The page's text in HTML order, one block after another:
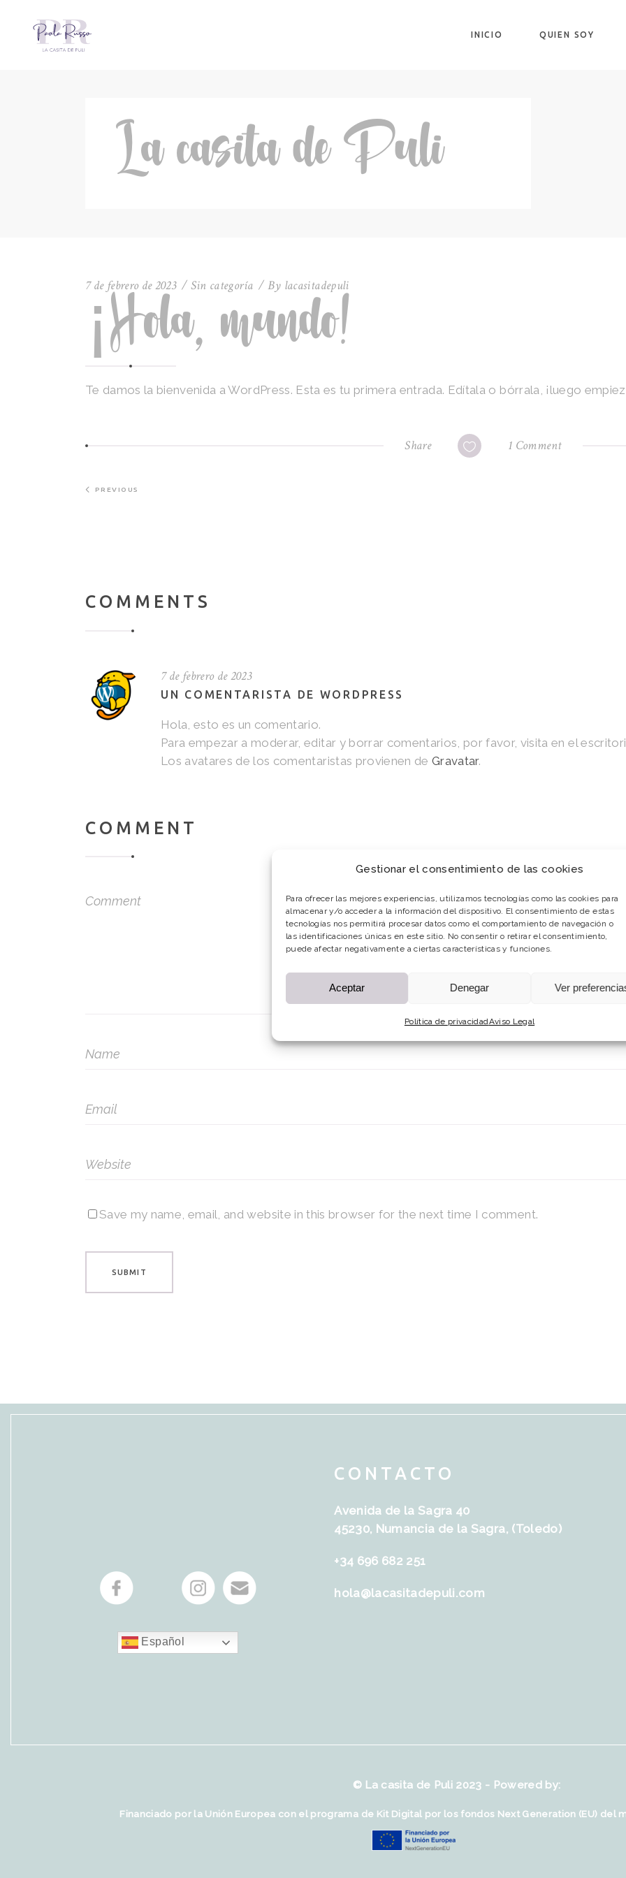
Gestionar el consentimiento de las cookies
Para ofrecer las mejores experiencias, utilizamos tecnologías como las cookies para
almacenar y/o acceder a la información del dispositivo. El consentimiento de estas
tecnologías nos permitirá procesar datos como el comportamiento de navegación o
las identificaciones únicas en este sitio. No consentir o retirar el consentimiento,
puede afectar negativamente a ciertas características y funciones.
Aceptar Denegar Ver
Política de privacidadAviso Legal
INICIO QUIEN SOY
La casita de Puli
7 de febrero de 2023 Sin categoría By lacasitadepuli
¡Hola, mundo!
Te damos la bienvenida a WordPress. Esta es tu primera entrada. Edítala o bórrala, ¡luego
Share 1 Comment
PREVIOUS
COMMENTS
7 de febrero de 2023
UN COMENTARISTA DE WORDPRESS
Hola, esto es un comentario.
Para empezar a moderar, editar y borrar comentarios, por favor, visita en el
Los avatares de los comentaristas provienen de Gravatar.
COMMENT
Save my name, email, and website in this browser for the next time I comment.
Español
CONTACTO
Avenida de la Sagra 40
45230, Numancia de la Sagra, (Toledo)
+34 696 682 251
hola@lacasitadepuli.com
© La casita de Puli 2023 - Powered by:
Financiado por la Unión Europea con el programa de Kit Digital por los fondos Next Generation (EU) del